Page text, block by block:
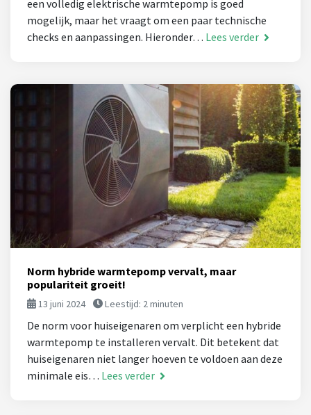
een volledig elektrische warmtepomp is goed
mogelijk, maar het vraagt om een paar technische
checks en aanpassingen. Hieronder… Lees verder
Norm hybride warmtepomp vervalt, maar
populariteit groeit!
13 juni 2024 Leestijd: 2 minuten
De norm voor huiseigenaren om verplicht een hybride
warmtepomp te installeren vervalt. Dit betekent dat
huiseigenaren niet langer hoeven te voldoen aan deze
minimale eis… Lees verder